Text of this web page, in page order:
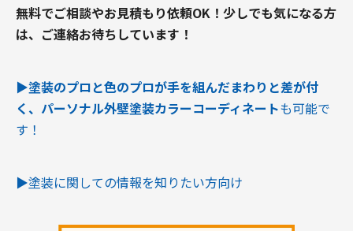
無料でご相談やお見積もり依頼OK！ 少しでも気になる方
は、ご連絡お待ちしています！
▶︎塗装のプロと色のプロが手を組んだまわりと差が付
く、パーソナル外壁塗装カラーコーディネートも可能で
す！
▶︎塗装に関しての情報を知りたい方向け